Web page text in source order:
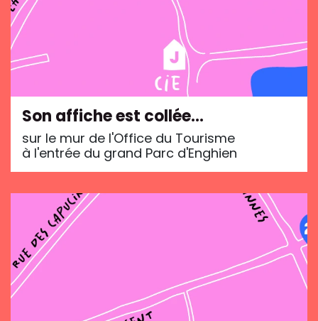
Son affiche est collée…
sur le mur de l'Office du Tourisme
à l'entrée du grand Parc d'Enghien